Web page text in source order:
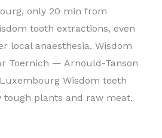
only 20 min from
tooth extractions, even
local anaesthesia. Wisdom
Toernich — Arnould-Tanson
Wisdom teeth
tough plants and raw meat.